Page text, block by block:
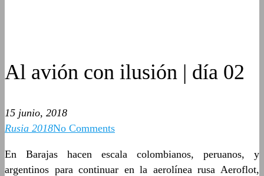
Al avión con ilusión | día 02
15 junio, 2018
Rusia 2018No Comments
En Barajas hacen escala colombianos, peruanos, y
argentinos para continuar en la aerolínea rusa Aeroflot,